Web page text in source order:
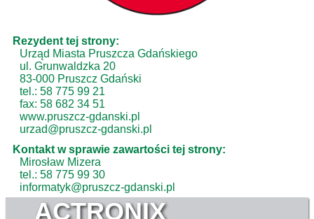
Rezydent tej strony:
Urząd Miasta Pruszcza Gdańskiego
ul. Grunwaldzka 20
83-000 Pruszcz Gdański
tel.: 58 775 99 21
fax: 58 682 34 51
www.pruszcz-gdanski.pl
urzad@pruszcz-gdanski.pl
Kontakt w sprawie zawartości tej strony:
Mirosław Mizera
tel.: 58 775 99 30
informatyk@pruszcz-gdanski.pl
ACTRONIX